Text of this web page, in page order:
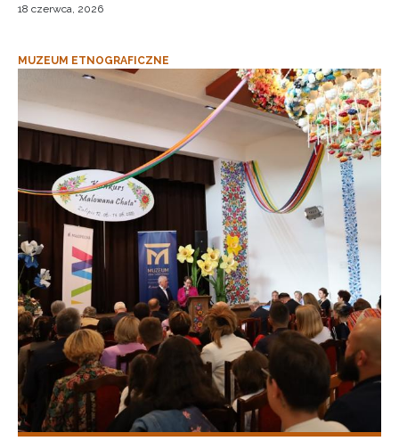
18 czerwca, 2026
MUZEUM ETNOGRAFICZNE